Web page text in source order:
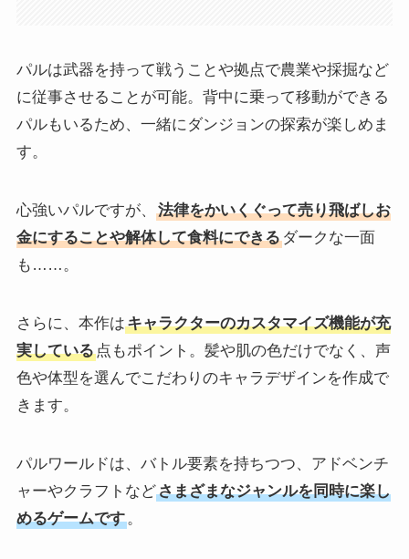
パルは武器を持って戦うことや拠点で農業や採掘など
に従事させることが可能。背中に乗って移動ができる
パルもいるため、一緒にダンジョンの探索が楽しめま
す。
心強いパルですが、
法律をかいくぐって売り飛ばしお
金にすることや解体して食料にできるダークな一面
も……。
さらに、本作はキャラクターのカスタマイズ機能が充
実している点もポイント。髪や肌の色だけでなく、声
色や体型を選んでこだわりのキャラデザインを作成で
きます。
パルワールドは、バトル要素を持ちつつ、アドベンチ
ャーやクラフトなどさまざまなジャンルを同時に楽し
めるゲームです。